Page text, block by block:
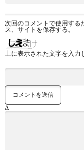
次回のコメントで使用する
ス、サイトを保存する。
上に表示された文字を入力
Δ